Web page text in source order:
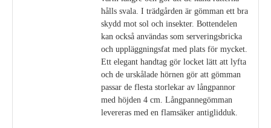
hålls svala. I trädgården är gömman ett bra
skydd mot sol och insekter. Bottendelen
kan också användas som serveringsbricka
och uppläggningsfat med plats för mycket.
Ett elegant handtag gör locket lätt att lyfta
och de urskålade hörnen gör att gömman
passar de flesta storlekar av långpannor
med höjden 4 cm. Långpannegömman
levereras med en flamsäker antiglidduk.